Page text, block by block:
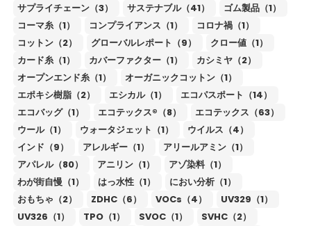
サプライチェーン（3）
サステナブル（41）
ゴム製品（1）
コーマ糸（1）
コンプライアンス（1）
コロナ禍（1）
コットン（2）
グローバルレポート（9）
クロー値（1）
カード糸（1）
カバーファクター（1）
カシミヤ（2）
オープンエンド糸（1）
オーガニックコットン（1）
エポキシ樹脂（2）
エシカル（1）
エコパスポート（14）
エコバッグ（1）
エコテックス®（8）
エコテックス（63）
ウール（1）
ウォータジェット（1）
ウイルス（4）
インド（9）
アレルギー（1）
アリールアミン（1）
アパレル（80）
アニリン（1）
アゾ染料（1）
わが街自慢（1）
はっ水性（1）
におい分析（1）
おもちゃ（2）
ZDHC（6） VOCs（4）
UV329（1）
UV326（1）
TPO（1） SVOC（1）
SVHC（2）